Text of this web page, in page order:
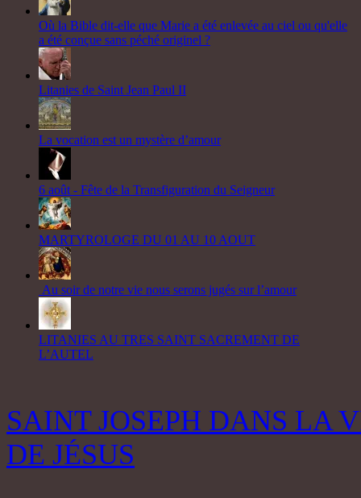
Où la Bible dit-elle que Marie a été enlevée au ciel ou qu'elle
a été conçue sans péché originel ?
Litanies de Saint Jean Paul II
La vocation est un mystère d’amour
6 août - Fête de la Transfiguration du Seigneur
MARTYROLOGE DU 01 AU 10 AOUT
Au soir de notre vie nous serons jugés sur l’amour
LITANIES AU TRES SAINT SACREMENT DE
L’AUTEL
SAINT JOSEPH DANS LA
DE JÉSUS